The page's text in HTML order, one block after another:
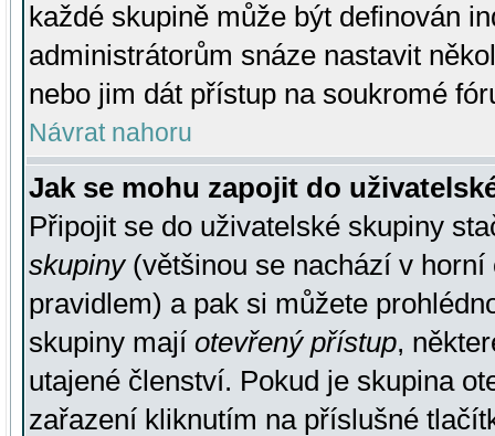
každé skupině může být definován
administrátorům snáze nastavit
nebo jim dát přístup na soukromé
Návrat nahoru
Jak se mohu zapojit do
Připojit se do uživatelské skupiny
skupiny(většinou se nachází v horní
pravidlem) a pak si můžete
skupiny mají otevřený přístup,
utajené členství. Pokud je skupina
zařazení kliknutím na příslušné